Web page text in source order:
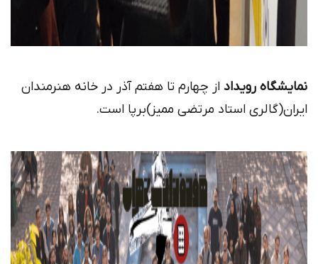
نمایشگاه رویداد از چهارم تا هفتم آذر در خانه هنرمندان
ایران(گالری استاد مرتضی ممیز)برپا است.